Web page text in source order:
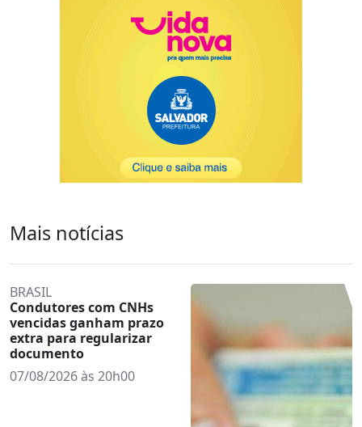
Mais notícias
BRASIL
Condutores com CNHs
vencidas ganham prazo
extra para regularizar
documento
07/08/2026 às 20h00